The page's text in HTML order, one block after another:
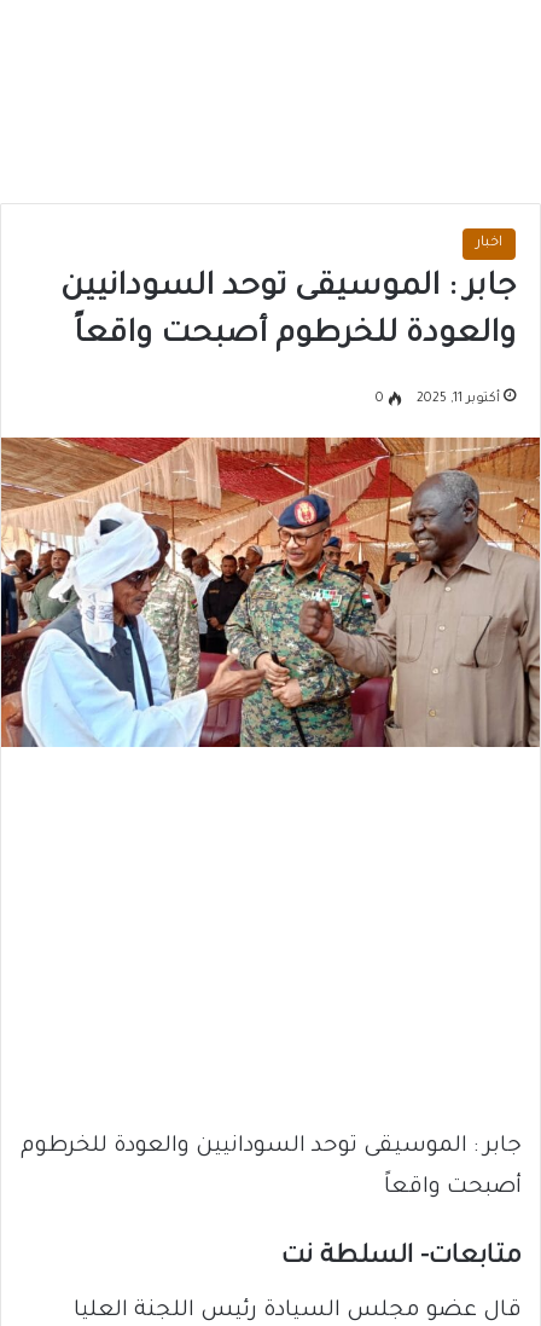
اخبار
جابر : الموسيقى توحد السودانيين
والعودة للخرطوم أصبحت واقعاً
أكتوبر 11, 2025 0
جابر : الموسيقى توحد السودانيين والعودة للخرطوم
أصبحت واقعاً
متابعات- السلطة نت
قال عضو مجلس السيادة رئيس اللجنة العليا